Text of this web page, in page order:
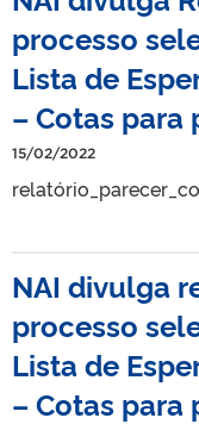
processo
Lista de
– Cotas para
15/02/2022
NAI divulga
processo
Lista de
– Cotas para